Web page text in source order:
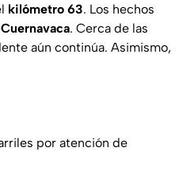
kilómetro 63. Los hechos
. Cerca de las
aún continúa. Asimismo,
por atención de